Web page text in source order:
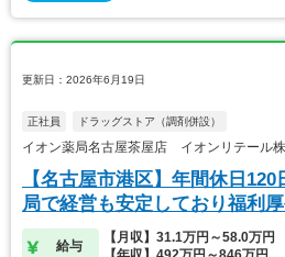
更新日：2026年6月19日
正社員 ドラッグストア（調剤併設）
イオン薬局名古屋茶屋店 イオンリテール
【名古屋市港区】年間休日
局で経営も安定しており福利
給与
【月収】31.1万円～58.0万円